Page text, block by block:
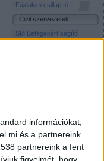
információkat,
mi és a partnereink
partnereink a fent
Fájdalom csillapító
Civil szervezetek
SM Betegekért segítő
közösség Facebook oldala
Élet és Tudomány
Free TV
Interpress Magazin
National Geographic